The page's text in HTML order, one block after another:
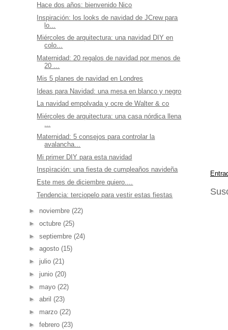
Hace dos años: bienvenido Nico
Inspiración: los looks de navidad de JCrew para
lo...
Miércoles de arquitectura: una navidad DIY en
colo...
Maternidad: 20 regalos de navidad por menos de
20 ...
Mis 5 planes de navidad en Londres
Ideas para Navidad: una mesa en blanco y negro
La navidad empolvada y ocre de Walter & co
Miércoles de arquitectura: una casa nórdica llena
...
Maternidad: 5 consejos para controlar la
avalancha...
Mi primer DIY para esta navidad
Inspìración: una fiesta de cumpleaños navideña
Este mes de diciembre quiero....
Tendencia: terciopelo para vestir estas fiestas
► noviembre (22)
► octubre (25)
► septiembre (24)
► agosto (15)
► julio (21)
► junio (20)
► mayo (22)
► abril (23)
► marzo (22)
► febrero (23)